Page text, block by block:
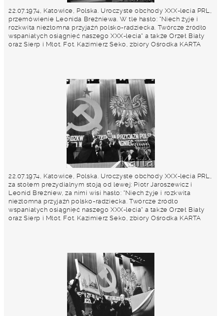
22.07.1974, Katowice, Polska. Uroczyste obchody XXX-lecia PRL,
przemówienie Leonida Breżniewa. W tle hasło: "Niech żyje i
rozkwita niezłomna przyjaźń polsko-radziecka. Twórcze źródło
wspaniałych osiągnięć naszego XXX-lecia" a także Orzeł Biały
oraz Sierp i Młot. Fot. Kazimierz Seko, zbiory Ośrodka KARTA
22.07.1974, Katowice, Polska. Uroczyste obchody XXX-lecia PRL,
za stołem prezydialnym stoją od lewej: Piotr Jaroszewicz i
Leonid Breżniew, za nimi wisi hasło: "Niech żyje i rozkwita
niezłomna przyjaźń polsko-radziecka. Twórcze źródło
wspaniałych osiągnięć naszego XXX-lecia" a także Orzeł Biały
oraz Sierp i Młot. Fot. Kazimierz Seko, zbiory Ośrodka KARTA